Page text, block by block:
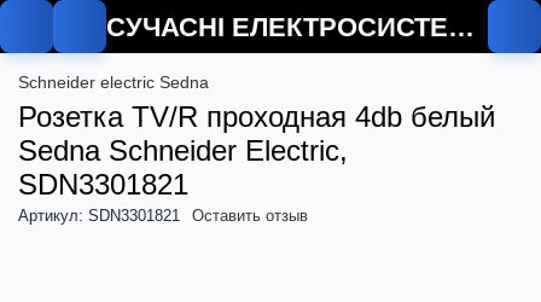
СУЧАСНІ ЕЛЕКТРОСИСТЕМИ
Schneider electric Sedna
Розетка TV/R проходная 4db белый
Sedna Schneider Electric,
SDN3301821
Артикул: SDN3301821 Оставить отзыв